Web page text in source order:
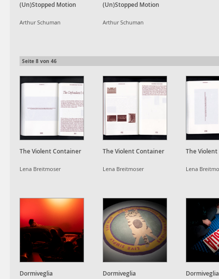
(Un)Stopped Motion
Arthur Schuman
(Un)Stopped Motion
Arthur Schuman
Seite 8 von 46
The Violent Container
Lena Breitmoser
The Violent Container
Lena Breitmoser
The
Lena
Dormiveglia Dormiveglia Dormiveglia